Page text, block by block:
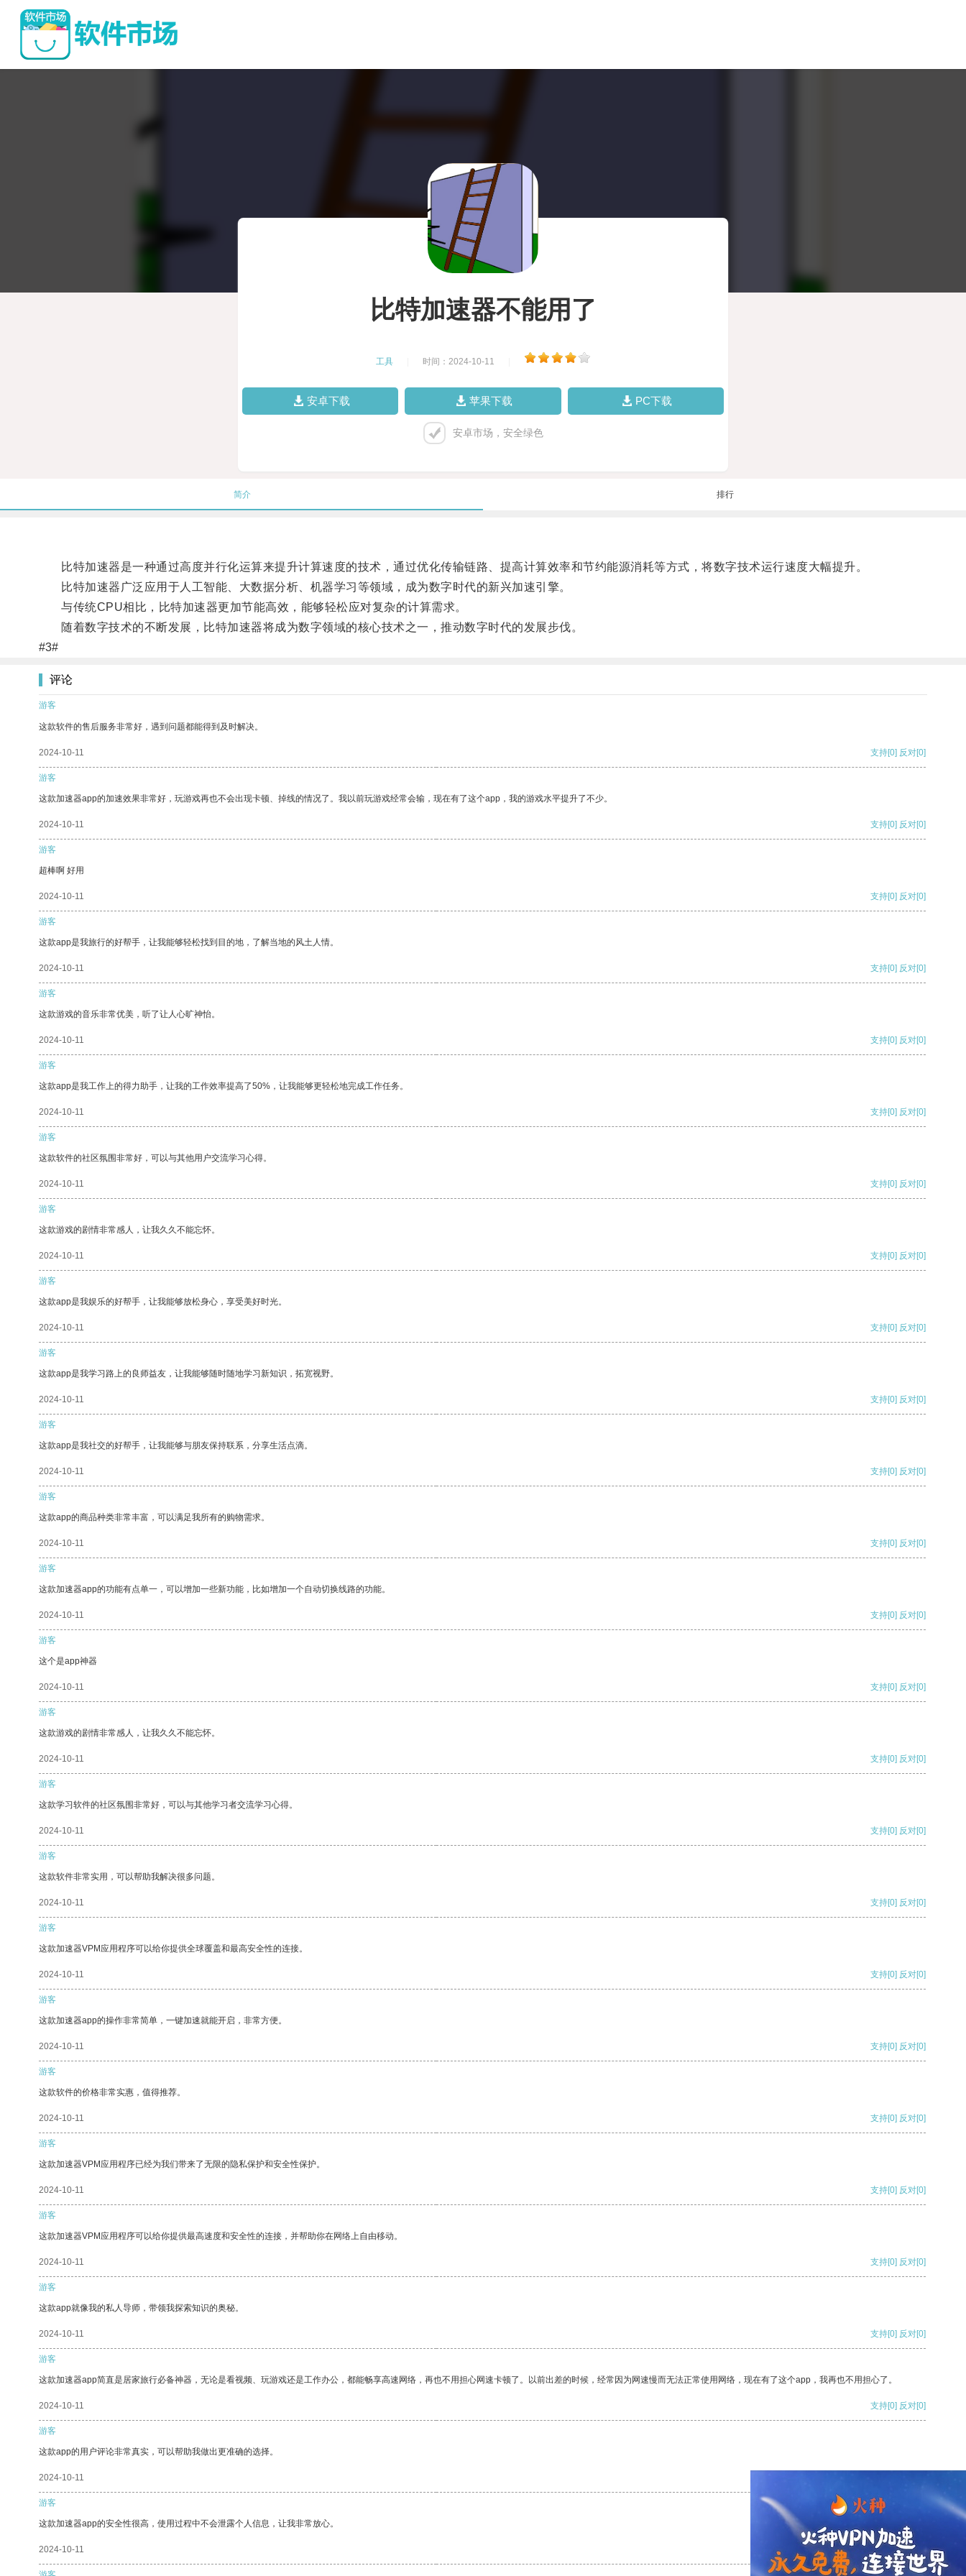
比特加速器不能用了
工具 时间：2024-10-11
安卓下载 苹果下载 PC下载
安卓市场，安全绿色
简介 排行
比特加速器是一种通过高度并行化运算来提升计算速度的技术，通过优化传输链路、提高计算效率和节约能源消耗等方式，将数字技术运行速度大幅提升。
比特加速器广泛应用于人工智能、大数据分析、机器学习等领域，成为数字时代的新兴加速引擎。
与传统CPU相比，比特加速器更加节能高效，能够轻松应对复杂的计算需求。
随着数字技术的不断发展，比特加速器将成为数字领域的核心技术之一，推动数字时代的发展步伐。
#3#
评论
游客
这款软件的售后服务非常好，遇到问题都能得到及时解决。
2024-10-11 支持[0] 反对[0]
游客
这款加速器app的加速效果非常好，玩游戏再也不会出现卡顿、掉线的情况了。我以前玩游戏经常会输，现在有了这个app，我的游戏水平提升了不少。
2024-10-11 支持[0] 反对[0]
游客
超棒啊 好用
2024-10-11 支持[0] 反对[0]
游客
这款app是我旅行的好帮手，让我能够轻松找到目的地，了解当地的风土人情。
2024-10-11 支持[0] 反对[0]
游客
这款游戏的音乐非常优美，听了让人心旷神怡。
2024-10-11 支持[0] 反对[0]
游客
这款app是我工作上的得力助手，让我的工作效率提高了50%，让我能够更轻松地完成工作任务。
2024-10-11 支持[0] 反对[0]
游客
这款软件的社区氛围非常好，可以与其他用户交流学习心得。
2024-10-11 支持[0] 反对[0]
游客
这款游戏的剧情非常感人，让我久久不能忘怀。
2024-10-11 支持[0] 反对[0]
游客
这款app是我娱乐的好帮手，让我能够放松身心，享受美好时光。
2024-10-11 支持[0] 反对[0]
游客
这款app是我学习路上的良师益友，让我能够随时随地学习新知识，拓宽视野。
2024-10-11 支持[0] 反对[0]
游客
这款app是我社交的好帮手，让我能够与朋友保持联系，分享生活点滴。
2024-10-11 支持[0] 反对[0]
游客
这款app的商品种类非常丰富，可以满足我所有的购物需求。
2024-10-11 支持[0] 反对[0]
游客
这款加速器app的功能有点单一，可以增加一些新功能，比如增加一个自动切换线路的功能。
2024-10-11 支持[0] 反对[0]
游客
这个是app神器
2024-10-11 支持[0] 反对[0]
游客
这款游戏的剧情非常感人，让我久久不能忘怀。
2024-10-11 支持[0] 反对[0]
游客
这款学习软件的社区氛围非常好，可以与其他学习者交流学习心得。
2024-10-11 支持[0] 反对[0]
游客
这款软件非常实用，可以帮助我解决很多问题。
2024-10-11 支持[0] 反对[0]
游客
这款加速器VPM应用程序可以给你提供全球覆盖和最高安全性的连接。
2024-10-11 支持[0] 反对[0]
游客
这款加速器app的操作非常简单，一键加速就能开启，非常方便。
2024-10-11 支持[0] 反对[0]
游客
这款软件的价格非常实惠，值得推荐。
2024-10-11 支持[0] 反对[0]
游客
这款加速器VPM应用程序已经为我们带来了无限的隐私保护和安全性保护。
2024-10-11 支持[0] 反对[0]
游客
这款加速器VPM应用程序可以给你提供最高速度和安全性的连接，并帮助你在网络上自由移动。
2024-10-11 支持[0] 反对[0]
游客
这款app就像我的私人导师，带领我探索知识的奥秘。
2024-10-11 支持[0] 反对[0]
游客
这款加速器app简直是居家旅行必备神器，无论是看视频、玩游戏还是工作办公，都能畅享高速网络，再也不用担心网速卡顿了。以前出差的时候，经常因为网速慢而无法正常使用网络，现在有了这个app，我再也不用担心了。
2024-10-11 支持[0] 反对[0]
游客
这款app的用户评论非常真实，可以帮助我做出更准确的选择。
2024-10-11
游客
这款加速器app的安全性很高，使用过程中不会泄露个人信息，让我非常放心。
2024-10-11 支持 [0] 反对 [0]